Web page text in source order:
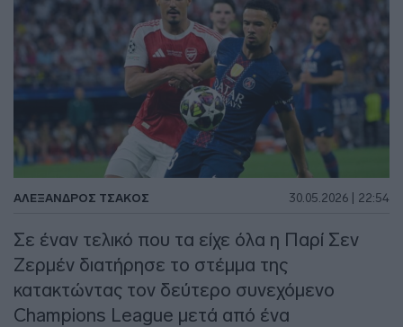
ΑΛΈΞΑΝΔΡΟΣ ΤΣΆΚΟΣ 30.05.2026 | 22:54
Σε έναν τελικό που τα είχε όλα η Παρί Σεν
Ζερμέν διατήρησε το στέμμα της
κατακτώντας τον δεύτερο συνεχόμενο
Champions League μετά από ένα